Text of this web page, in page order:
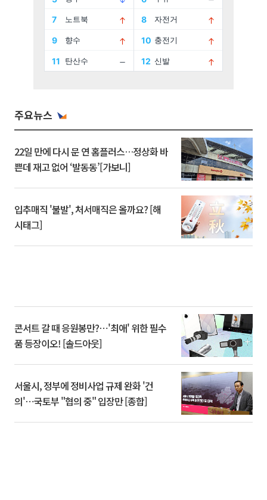
주요뉴스
22일 만에 다시 문 연 홈플러스…정상화 바
쁜데 재고 없어 ‘발동동’[가보니]
입추매직 '불발', 처서매직은 올까요? [해
시태그]
콘서트 갈 때 응원봉만?⋯'최애' 위한 필수
품 등장이오! [솔드아웃]
서울시, 정부에 정비사업 규제 완화 '건
의'⋯국토부 "협의 중" 입장만 [종합]